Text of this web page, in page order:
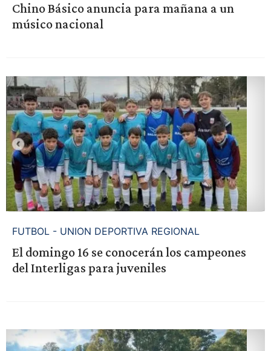
Chino Básico anuncia para mañana a un
músico nacional
FUTBOL - UNION DEPORTIVA REGIONAL
El domingo 16 se conocerán los campeones
del Interligas para juveniles